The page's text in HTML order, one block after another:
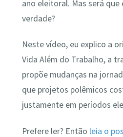
ano eleitoral. Mas será que
verdade?
Neste vídeo, eu explico a
Vida Além do Trabalho, a
propõe mudanças na
que projetos polêmicos
justamente em períodos
Prefere ler? Então leia o